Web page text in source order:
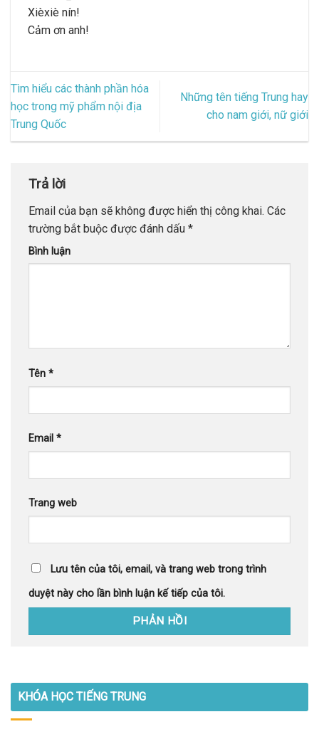
Xièxiè nín!
Cảm ơn anh!
Tìm hiểu các thành phần hóa
học trong mỹ phẩm nội địa
Trung Quốc
Những tên tiếng Trung hay
cho nam giới, nữ giới
Trả lời
Email của bạn sẽ không được hiển thị công khai. Các
trường bắt buộc được đánh dấu *
Bình luận
Tên *
Email *
Trang web
Lưu tên của tôi, email, và trang web trong trình
duyệt này cho lần bình luận kế tiếp của tôi.
KHÓA HỌC TIẾNG TRUNG